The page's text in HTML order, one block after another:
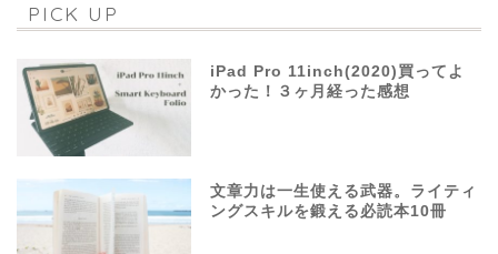
PICK UP
iPad Pro 11inch(2020)買ってよ
かった！３ヶ月経った感想
文章力は一生使える武器。ライティ
ングスキルを鍛える必読本10冊